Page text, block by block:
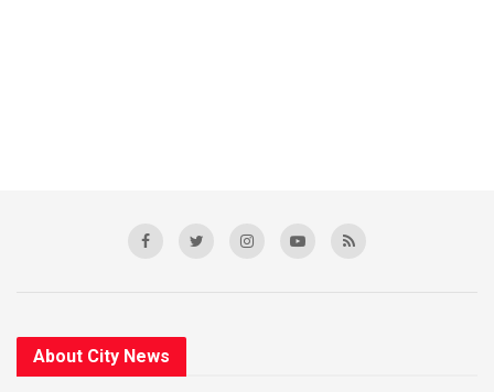
About City News